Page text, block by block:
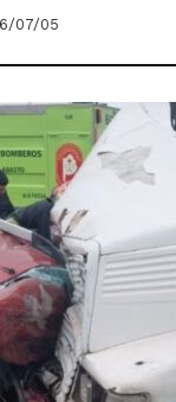
07/05